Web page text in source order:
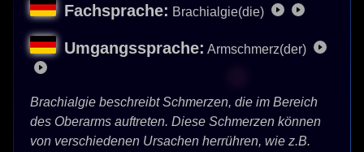
Fachsprache: Brachialgie(die)
Umgangssprache: Armschmerz(der)
Brachialgie beschreibt Schmerzen, die im Bereich
des Oberarms auftreten. Diese Schmerzen können
von verschiedenen Ursachen herrühren, wie z.B.